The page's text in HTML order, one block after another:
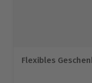
Flexibles